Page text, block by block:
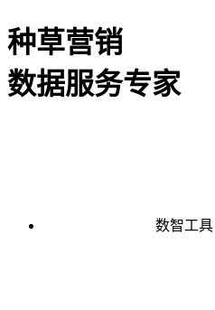
种草营销
数据服务专家
数智工具